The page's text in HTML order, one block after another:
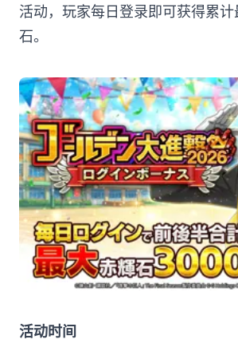
活动，玩家每日登录即可获得累
石。
活动时间